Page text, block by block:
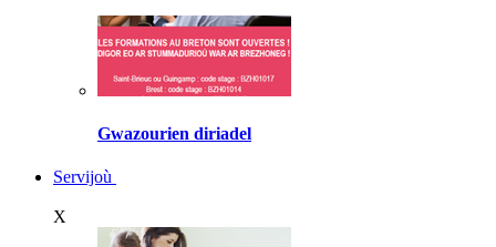
Gwazourien diriadel
Servijoù
X